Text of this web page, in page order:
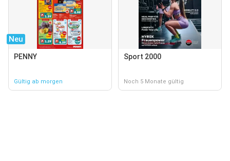
Neu
PENNY
Gültig ab morgen
Sport 2000
Noch 5 Monate gültig